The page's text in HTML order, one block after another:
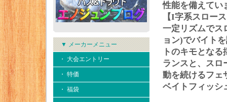
▼ メーカーメニュー
・ 大会エントリー
・ 特価
・ 福袋
性能を備えてい
【I字系スロー
一定リズムでス
ョン)でバイト
トのキモとな
ランスと、スロ
動を続けるフェ
ベイトフィッシ